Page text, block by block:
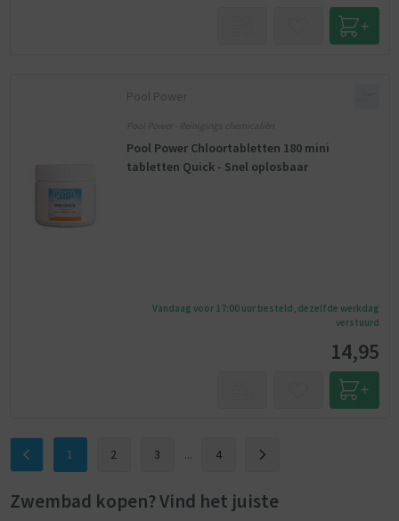
Pool Power
Pool Power - Reinigings chemicaliën
Pool Power Chloortabletten 180 mini
tabletten Quick - Snel oplosbaar
Vandaag voor 17:00 uur besteld, dezelfde werkdag
verstuurd
14,95
1 2 3 ... 4
Zwembad kopen? Vind het juiste